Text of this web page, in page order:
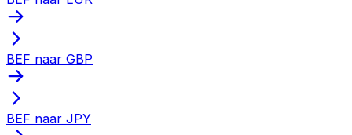
BEF naar GBP
BEF naar JPY